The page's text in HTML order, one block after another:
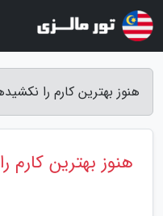
هنوز بهترین کارم را
هنوز بهترین کارم